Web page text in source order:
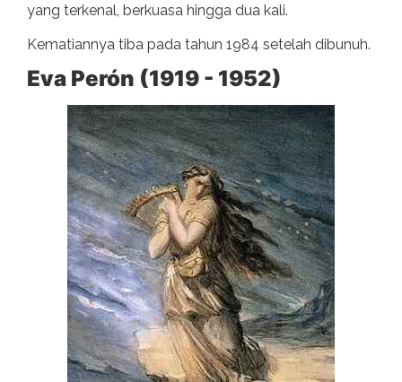
yang terkenal, berkuasa hingga dua kali.
Kematiannya tiba pada tahun 1984 setelah dibunuh.
Eva Perón (1919 - 1952)